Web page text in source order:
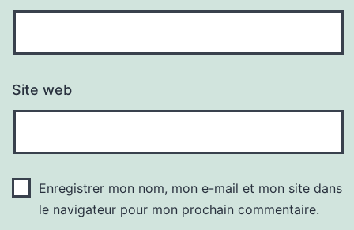
Site web
Enregistrer mon nom, mon e-mail et mon site dans
le navigateur pour mon prochain commentaire.